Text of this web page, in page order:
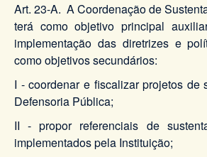
Art. 23-A. A Coordenação de
terá como objetivo principal
implementação das diretrizes e
como objetivos secundários:
I - coordenar e fiscalizar projetos de
Defensoria Pública;
II - propor referenciais de
implementados pela Instituição;